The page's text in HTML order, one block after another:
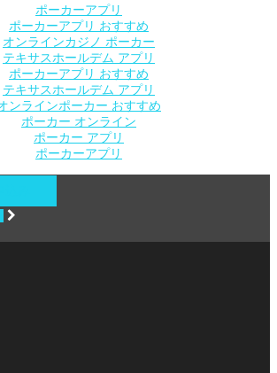
ポーカーアプリ
ポーカーアプリ おすすめ
オンラインカジノ ポーカー
テキサスホールデム アプリ
ポーカーアプリ おすすめ
テキサスホールデム アプリ
ンラインポーカー おすすめ
ポーカー オンライン
ポーカー アプリ
ポーカーアプリ